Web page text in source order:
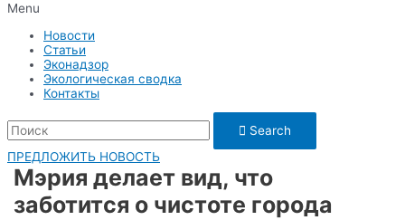
Menu
Новости
Статьи
Эконадзор
Экологическая сводка
Контакты
Search
ПРЕДЛОЖИТЬ НОВОСТЬ
Мэрия делает вид, что
заботится о чистоте города